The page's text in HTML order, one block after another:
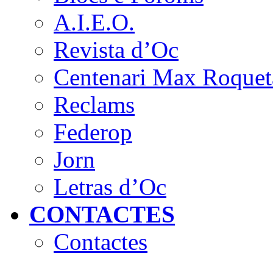
A.I.E.O.
Revista d’Oc
Centenari Max
Reclams
Federop
Jorn
Letras d’Oc
CONTACTES
Contactes